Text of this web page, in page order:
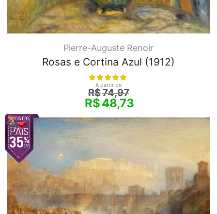
Pierre-Auguste Renoir
Rosas e Cortina Azul (1912)
A partir de
R$74,97
R$48,73